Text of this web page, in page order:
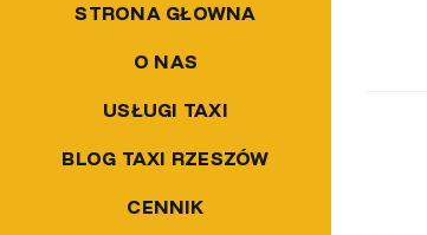
STRONA GŁOWNA
O NAS
USŁUGI TAXI
BLOG TAXI RZESZÓW
CENNIK